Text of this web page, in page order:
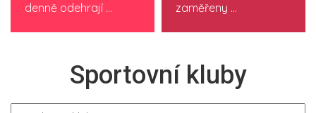
denně odehrají ...
zaměřeny ...
Sportovní kluby